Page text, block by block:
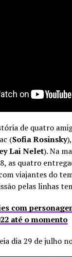
de quatro
(Sofia Rosinsky
Lai Nelet). Na
as quatro
viajantes do
pelas linhas
com
até o momento
dia 29 de julho